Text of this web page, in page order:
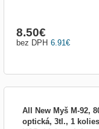
6.91€
bez DPH
8.50€
All New Myš M-92,
optická, 3tl., 1